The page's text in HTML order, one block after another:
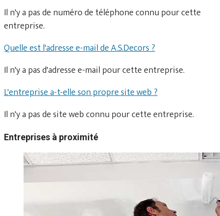
Il n'y a pas de numéro de téléphone connu pour cette
entreprise.
Quelle est l'adresse e-mail de A.S.Decors ?
Il n'y a pas d'adresse e-mail pour cette entreprise.
L'entreprise a-t-elle son propre site web ?
Il n'y a pas de site web connu pour cette entreprise.
Entreprises à proximité